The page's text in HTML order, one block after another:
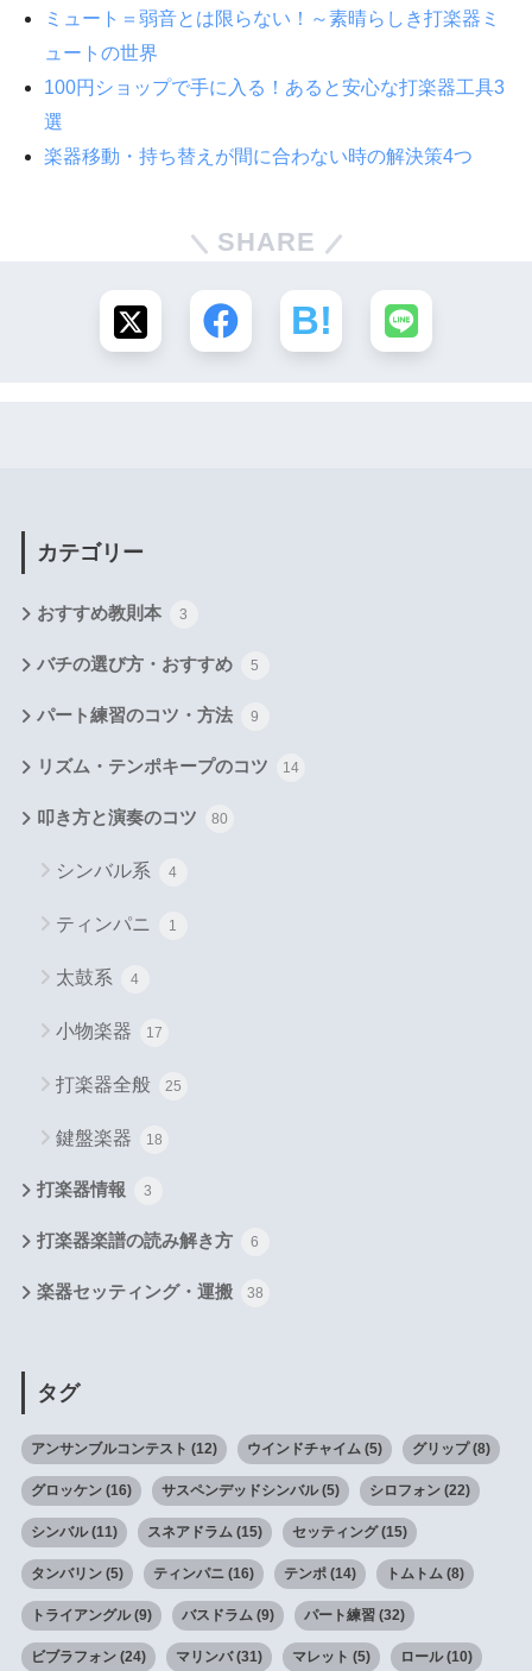
ミュート＝弱音とは限らない！～素晴らしき打楽器ミ
ュートの世界
100円ショップで手に入る！あると安心な打楽器工具3
選
楽器移動・持ち替えが間に合わない時の解決策4つ
SHARE
カテゴリー
おすすめ教則本 3
バチの選び方・おすすめ 5
パート練習のコツ・方法 9
リズム・テンポキープのコツ 14
叩き方と演奏のコツ 80
シンバル系 4
ティンパニ 1
太鼓系 4
小物楽器 17
打楽器全般 25
鍵盤楽器 18
打楽器情報 3
打楽器楽譜の読み解き方 6
楽器セッティング・運搬 38
タグ
アンサンブルコンテスト (12) ウインドチャイム(5) グリップ(8)
グロッケン(16) サスペンデッドシンバル(5) シロフォン(22)
シンバル(11) スネアドラム(15) セッティング(15)
タンバリン(5) ティンパニ(16) テンポ(14) トムトム(8)
トライアングル(9) バスドラム(9) パート練習(32)
ビブラフォン(24) マリンバ(31) マレット (5) ロール(10)